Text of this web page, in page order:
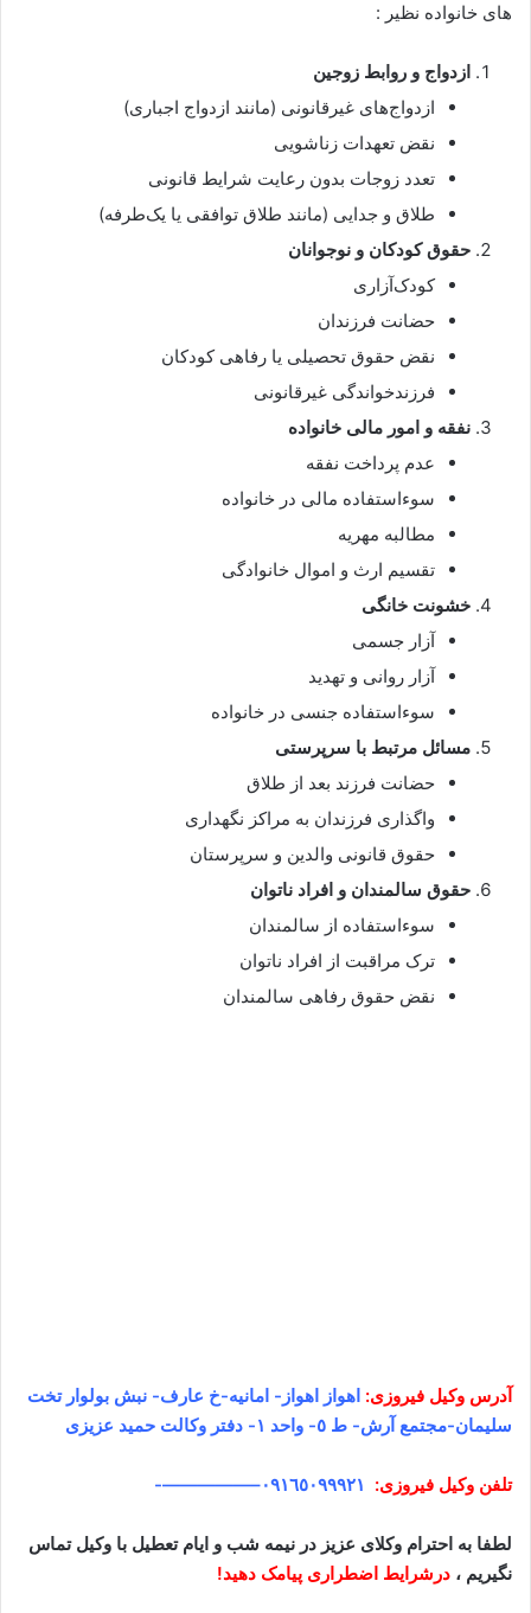
های خانواده نظیر :
ازدواج و روابط زوجین
ازدواج‌های غیرقانونی (مانند ازدواج اجباری)
نقض تعهدات زناشویی
تعدد زوجات بدون رعایت شرایط قانونی
طلاق و جدایی (مانند طلاق توافقی یا یک‌طرفه)
حقوق کودکان و نوجوانان
کودک‌آزاری
حضانت فرزندان
نقض حقوق تحصیلی یا رفاهی کودکان
فرزندخواندگی غیرقانونی
نفقه و امور مالی خانواده
عدم پرداخت نفقه
سوءاستفاده مالی در خانواده
مطالبه مهریه
تقسیم ارث و اموال خانوادگی
خشونت خانگی
آزار جسمی
آزار روانی و تهدید
سوءاستفاده جنسی در خانواده
مسائل مرتبط با سرپرستی
حضانت فرزند بعد از طلاق
واگذاری فرزندان به مراکز نگهداری
حقوق قانونی والدین و سرپرستان
حقوق سالمندان و افراد ناتوان
سوءاستفاده از سالمندان
ترک مراقبت از افراد ناتوان
نقض حقوق رفاهی سالمندان
آدرس وکیل فیروزی: اهواز اهواز- امانیه-خ عارف- نبش بولوار تخت
سلیمان-مجتمع آرش- ط ٥- واحد ١- دفتر وکالت حمید عزیزی
تلفن وکیل فیروزی: ٠٩١٦٥٠٩٩٩٢١–
—————-
لطفا به احترام وکلای عزیز در نیمه شب و ایام تعطیل با وکیل تماس
نگیریم ، درشرایط اضطراری پیامک دهید!